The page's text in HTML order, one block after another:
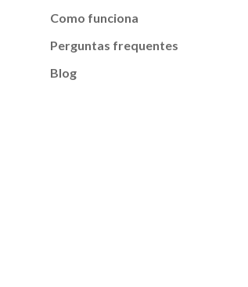
Como funciona
Perguntas frequentes
Blog